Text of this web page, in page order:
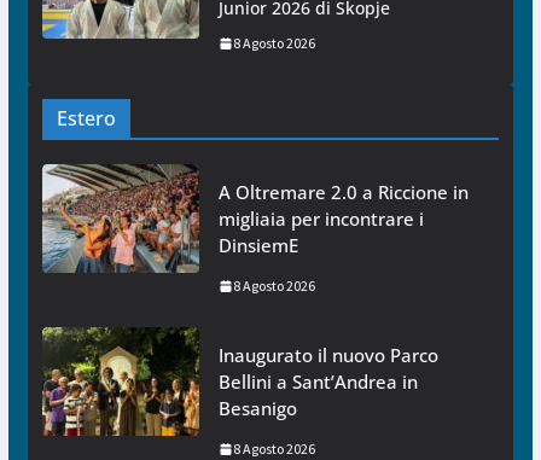
Junior 2026 di Skopje
8 Agosto 2026
Estero
A Oltremare 2.0 a Riccione in
migliaia per incontrare i
DinsiemE
8 Agosto 2026
Inaugurato il nuovo Parco
Bellini a Sant’Andrea in
Besanigo
8 Agosto 2026